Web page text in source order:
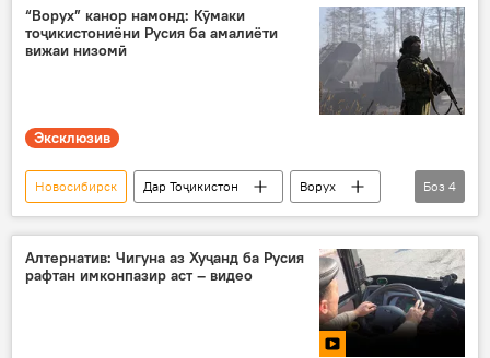
забономӯзӣ
“Ворух” канор намонд: Кӯмаки
тоҷикистониёни Русия ба амалиёти
вижаи низомӣ
Эксклюзив
Новосибирск Дар Тоҷикистон
Ворух
тоҷикон
амалиёти вижа
Украина
ҷамъияти тоҷикон
Боз 4
Алтернатив: Чигуна аз Хуҷанд ба Русия
рафтан имконпазир аст – видео